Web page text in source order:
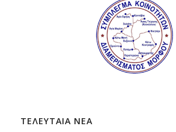
ΤΕΛΕΥΤΑΙΑ ΝΕΑ